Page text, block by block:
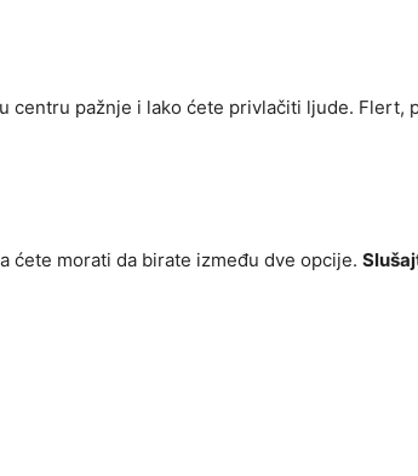
centru pažnje i lako ćete privlačiti ljude. Flert,
ćete morati da birate između dve opcije.